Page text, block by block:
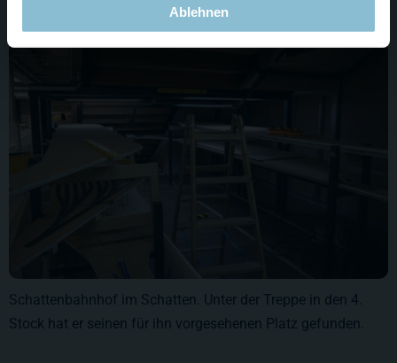
Ablehnen
Schattenbahnhof im Schatten. Unter der Treppe in den 4.
Stock hat er seinen für ihn vorgesehenen Platz gefunden.